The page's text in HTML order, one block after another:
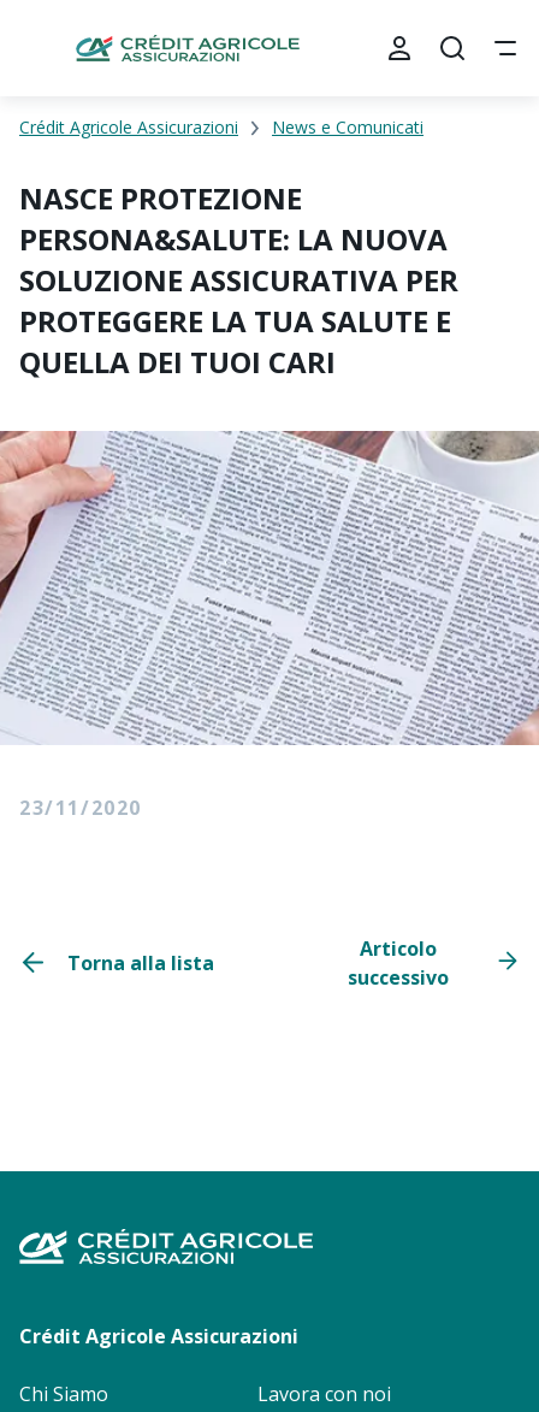
Crédit Agricole Assicurazioni News e Comunicati
NASCE PROTEZIONE
PERSONA&SALUTE: LA NUOVA
SOLUZIONE ASSICURATIVA PER
PROTEGGERE LA TUA SALUTE E
QUELLA DEI TUOI CARI
23/11/2020
Torna alla lista
Articolo
successivo
Footer
menu
Crédit Agricole Assicurazioni
Chi Siamo
Lavora con noi